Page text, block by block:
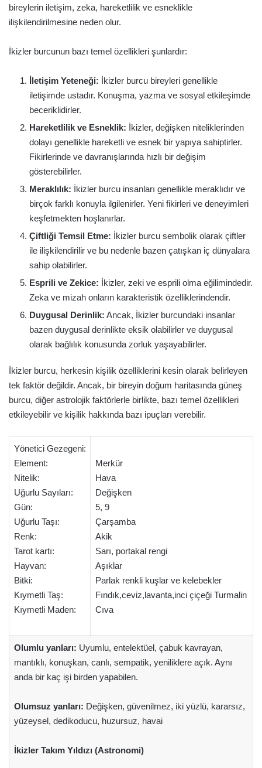
bireylerin iletişim, zeka, hareketlilik ve esneklikle
ilişkilendirilmesine neden olur.
İkizler burcunun bazı temel özellikleri şunlardır:
İletişim Yeteneği: İkizler burcu bireyleri genellikle
iletişimde ustadır. Konuşma, yazma ve sosyal etkileşimde
beceriklidirler.
Hareketlilik ve Esneklik: İkizler, değişken niteliklerinden
dolayı genellikle hareketli ve esnek bir yapıya sahiptirler.
Fikirlerinde ve davranışlarında hızlı bir değişim
gösterebilirler.
Meraklılık: İkizler burcu insanları genellikle meraklıdır ve
birçok farklı konuyla ilgilenirler. Yeni fikirleri ve deneyimleri
keşfetmekten hoşlanırlar.
Çiftliği Temsil Etme: İkizler burcu sembolik olarak çiftler
ile ilişkilendirilir ve bu nedenle bazen çatışkan iç dünyalara
sahip olabilirler.
Esprili ve Zekice: İkizler, zeki ve esprili olma eğilimindedir.
Zeka ve mizah onların karakteristik özelliklerindendir.
Duygusal Derinlik: Ancak, İkizler burcundaki insanlar
bazen duygusal derinlikte eksik olabilirler ve duygusal
olarak bağlılık konusunda zorluk yaşayabilirler.
İkizler burcu, herkesin kişilik özelliklerini kesin olarak belirleyen
tek faktör değildir. Ancak, bir bireyin doğum haritasında güneş
burcu, diğer astrolojik faktörlerle birlikte, bazı temel özellikleri
etkileyebilir ve kişilik hakkında bazı ipuçları verebilir.
Yönetici Gezegeni:
Element:
Nitelik:
Uğurlu Sayıları:
Gün:
Uğurlu Taşı:
Renk:
Tarot kartı:
Hayvan:
Bitki:
Kıymetli Taş:
Kıymetli Maden:
Merkür
Hava
Değişken
5, 9
Çarşamba
Akik
Sarı, portakal rengi
Aşıklar
Parlak renkli kuşlar ve kelebekler
Fındık,ceviz,lavanta,inci çiçeği Turmalin
Cıva
Olumlu yanları: Uyumlu, entelektüel, çabuk kavrayan,
mantıklı, konuşkan, canlı, sempatik, yeniliklere açık. Aynı
anda bir kaç işi birden yapabilen.
Olumsuz yanları: Değişken, güvenilmez, iki yüzlü, kararsız,
yüzeysel, dedikoducu, huzursuz, havai
İkizler Takım Yıldızı (Astronomi)